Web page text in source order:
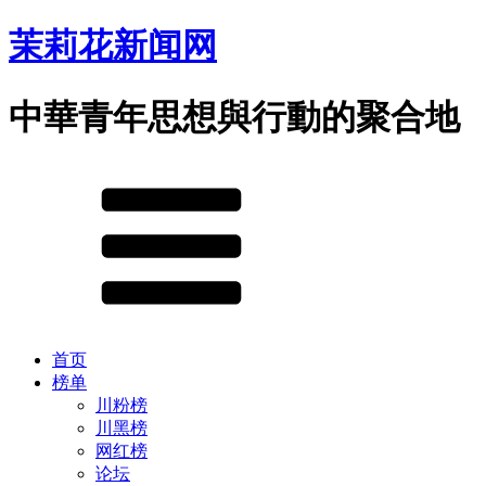
茉莉花新闻网
中華青年思想與行動的聚合地
首页
榜单
川粉榜
川黑榜
网红榜
论坛